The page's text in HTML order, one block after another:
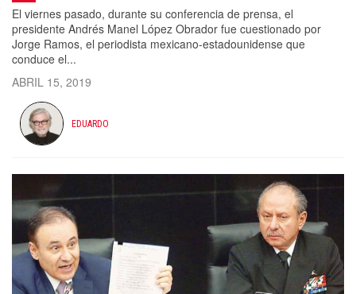
El viernes pasado, durante su conferencia de prensa, el
presidente Andrés Manel López Obrador fue cuestionado por
Jorge Ramos, el periodista mexicano-estadounidense que
conduce el...
ABRIL 15, 2019
EDUARDO